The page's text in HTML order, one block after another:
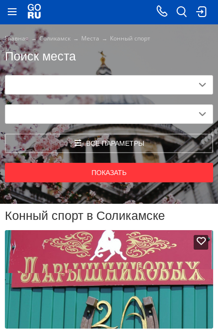
Главная Соликамск Места Конный спорт
Поиск места
ВСЕ ПАРАМЕТРЫ
ПОКАЗАТЬ
Конный спорт в Соликамске